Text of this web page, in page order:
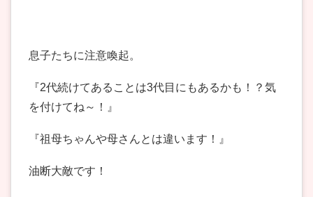
息子たちに注意喚起。
『2代続けてあることは3代目にもあるかも！？気
を付けてね～！』
『祖母ちゃんや母さんとは違います！』
油断大敵です！